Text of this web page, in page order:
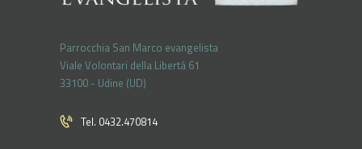
Parrocchia San Marco evangelista
Viale Volontari della Libertá 61
33100 - Udine (UD)
Tel. 0432.470814